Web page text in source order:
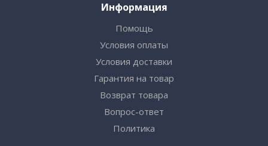
Информация
Помощь
Условия оплаты
Условия доставки
Гарантия на товар
Возврат товара
Вопрос-ответ
Политика